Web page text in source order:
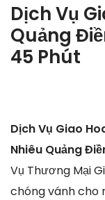
Dịch Vụ
Quảng
45 Phút
Dịch Vụ Giao
Nhiêu Quảng
Vụ Thương Mại
chóng vánh cho